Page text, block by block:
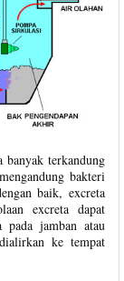
terkandung
bakteri
baik, excreta
excreta dapat
pada jamban atau
ke tempat